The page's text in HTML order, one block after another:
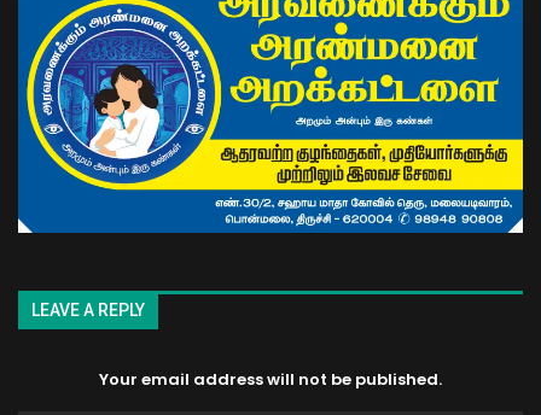
LEAVE A REPLY
Your email address will not be published.